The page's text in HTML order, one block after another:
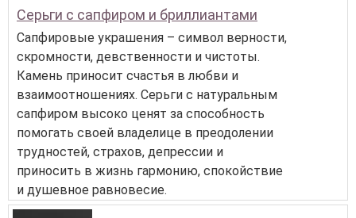
Серьги с сапфиром и бриллиантами
Сапфировые украшения – символ верности,
скромности, девственности и чистоты.
Камень приносит счастья в любви и
взаимоотношениях. Серьги с натуральным
сапфиром высоко ценят за способность
помогать своей владелице в преодолении
трудностей, страхов, депрессии и
приносить в жизнь гармонию, спокойствие
и душевное равновесие.